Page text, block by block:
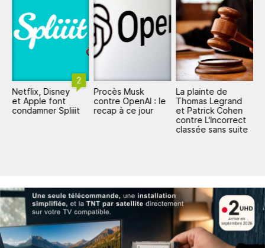
2
Netflix, Disney
et Apple font
condamner Spliiit
Procès Musk
contre OpenAI : le
recap à ce jour
La plainte de
Thomas Legrand
et Patrick Cohen
contre L'Incorrect
classée sans suite